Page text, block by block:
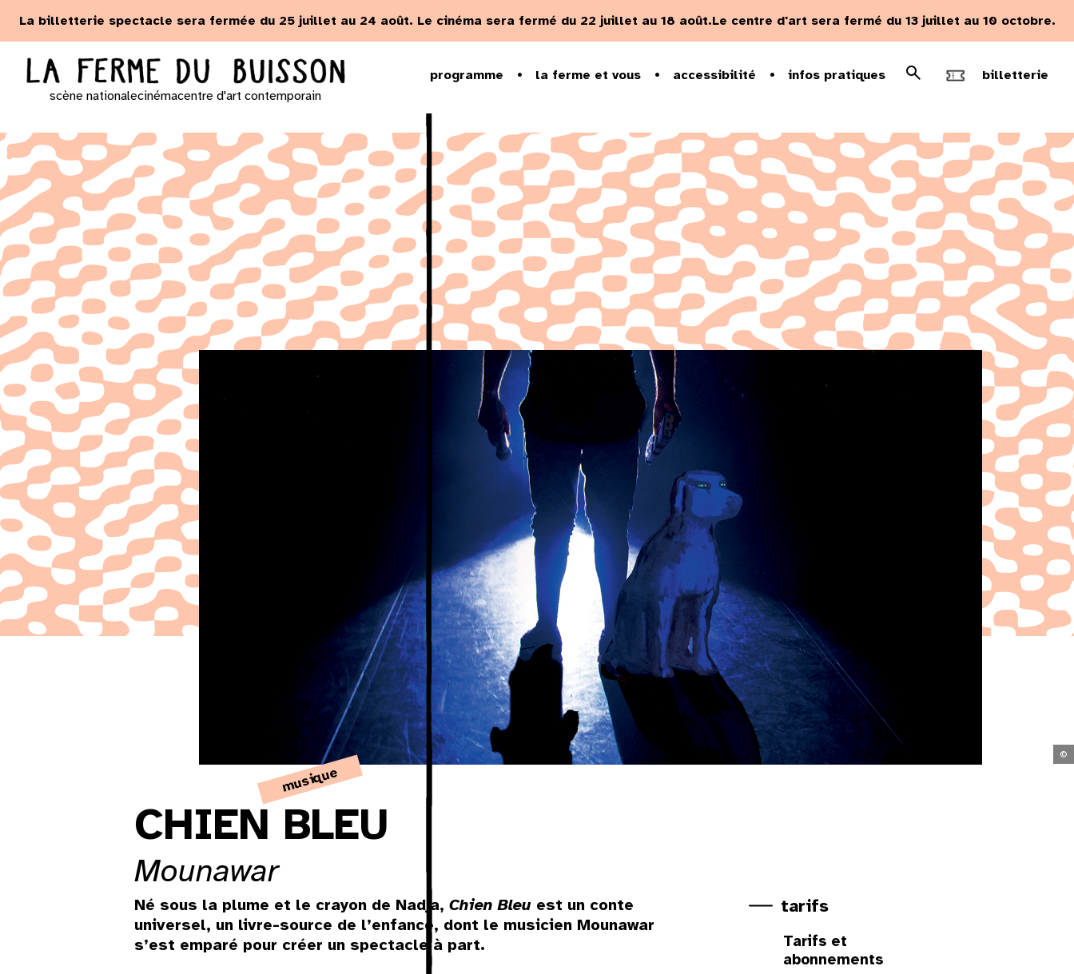
La billetterie spectacle sera fermée du 25 juillet au 24 août. Le cinéma sera fermé du 22 juillet au 18 août.Le centre d'art sera fermé du 13 juillet au 10 octobre.
scène nationalecinémacentre d'art contemporain
programme la ferme et vous accessibilité infos pratiques Recherche
Rechercher billetterie
©
musique
CHIEN BLEU
Mounawar
Né sous la plume et le crayon de Nadja, Chien Bleu est un conte
universel, un livre-source de l’enfance, dont le musicien Mounawar
s’est emparé pour créer un spectacle à part.
tarifs
Tarifs et
abonnements